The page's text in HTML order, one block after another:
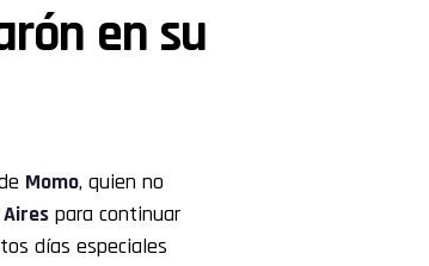
en su
Momo, quien no
Aires para continuar
días especiales